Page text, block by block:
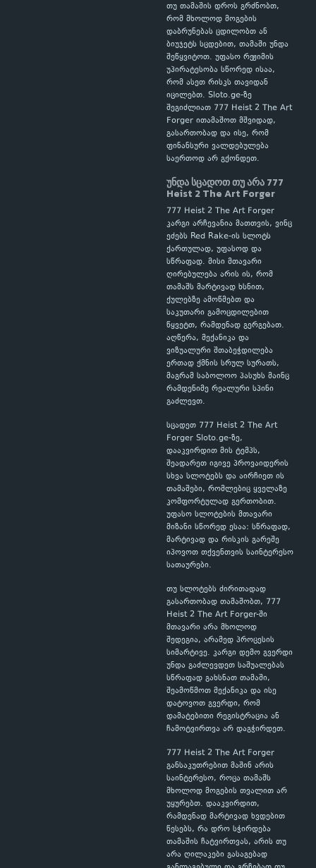
თუ თამაშის დროს გრძნობთ,
რომ მხოლოდ მოგების
დაბრუნებას ცდილობთ ან
ბიუჯეტს სცდებით, თამაში უნდა
შეწყვიტოთ. უფასო რეჟიმის
უპირატესობა სწორედ ისაა,
რომ ასეთ რისკს თავიდან
იცილებთ. Sloto.ge-ზე
შეგიძლიათ 777 Heist 2 The Art
Forger ითამაშოთ მშვიდად,
გასართობად და ისე, რომ
ფინანსური ვალდებულება
საერთოდ არ გქონდეთ.
უნდა სცადოთ თუ არა 777
Heist 2 The Art Forger
777 Heist 2 The Art Forger
კარგი არჩევანია მათთვის, ვინც
ეძებს Red Rake-ის სლოტს
ქართულად, უფასოდ და
სწრაფად. მისი მთავარი
ღირებულება არის ის, რომ
თამაშს მარტივად ხსნით,
ქულებზე ამოწმებთ და
საკუთარი გამოცდილებით
წყვეტთ, რამდენად გერგებათ.
აღწერა, მექანიკა და
ვიზუალური შთაბეჭდილება
ერთად ქმნის სრულ სურათს,
მაგრამ საბოლოო პასუხს მაინც
რამდენიმე რეალური სპინი
გაძლევთ.
სცადეთ 777 Heist 2 The Art
Forger Sloto.ge-ზე,
დააკვირდით მის ტემპს,
შეადარეთ იგივე პროვაიდერის
სხვა სლოტებს და აირჩიეთ ის
თამაშები, რომლებიც ყველაზე
კომფორტულად გერთობით.
უფასო სლოტების მთავარი
მიზანი სწორედ ესაა: სწრაფად,
მარტივად და რისკის გარეშე
იპოვოთ თქვენთვის საინტერესო
სათაურები.
თუ სლოტებს ძირითადად
გასართობად თამაშობთ, 777
Heist 2 The Art Forger-ში
მთავარი არა მხოლოდ
შედეგია, არამედ პროცესის
სიმარტივე. კარგი დემო გვერდი
უნდა გაძლევდეთ საშუალებას
სწრაფად გახსნათ თამაში,
შეამოწმოთ მექანიკა და ისე
დატოვოთ გვერდი, რომ
დამატებითი რეგისტრაცია ან
ჩამოტვირთვა არ დაგჭირდეთ.
777 Heist 2 The Art Forger
განსაკუთრებით მაშინ არის
საინტერესო, როცა თამაშს
მხოლოდ მოგების თვალით არ
უყურებთ. დააკვირდით,
რამდენად მარტივად ხვდებით
წესებს, რა დრო სჭირდება
თამაშის ჩატვირთვას, არის თუ
არა ღილაკები გასაგებად